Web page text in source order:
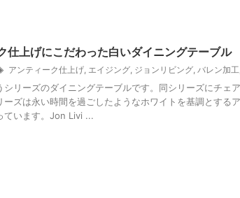
仕上げにこだわった白いダイニングテーブル
アンティーク仕上げ, エイジング, ジョンリビング, バレン加工
シリーズのダイニングテーブルです。同シリーズにチェ
ーズは永い時間を過ごしたようなホワイトを基調とする
ています。Jon Livi ...